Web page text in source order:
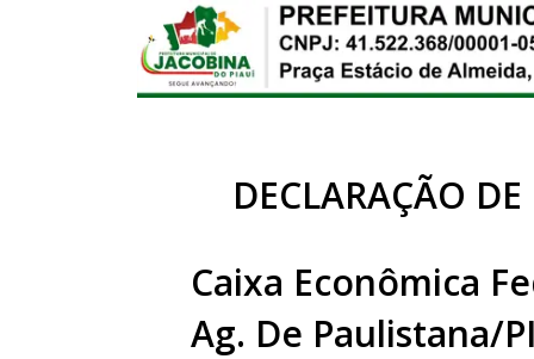
DECLARAÇÃO
Caixa Econômica
Ag. De Paulistana/